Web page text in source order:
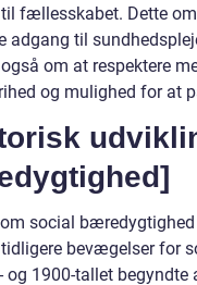
fællesskabet. Dette
adgang til
om at respektere
og mulighed for at
social
bevægelser for
og 1900-tallet